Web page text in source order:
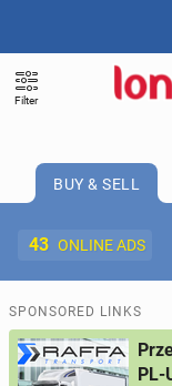
Filter
BUY & SELL
43 ONLINE ADS
Post
SPONSORED LINKS
PL-